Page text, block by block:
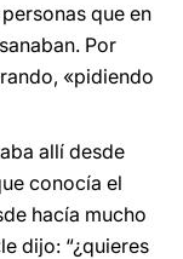
que en
Por
«pidiendo
allí desde
conocía el
hacía mucho
dijo: “¿quieres